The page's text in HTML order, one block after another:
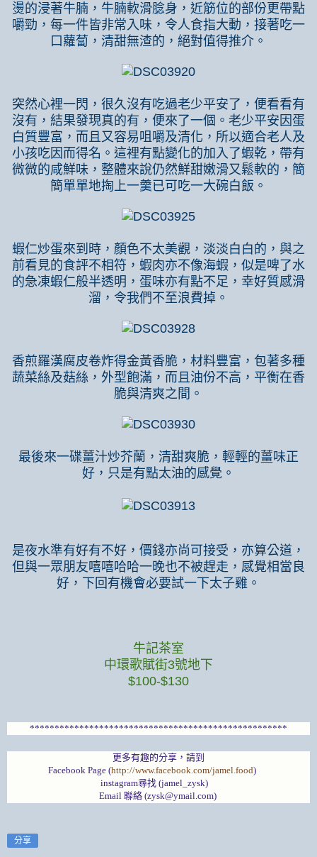
燙的浸著牛腩，牛腩軟滑腍身，近筋位的部份更帶點
嚼勁，每一件皆非常入味，令人食指大動，接著吃一
口蘿蔔，清甜無渣的，絕對值得推介。
突然心裡一閃，很久沒有吃過老少平安了，便看看有
沒有，結果發現真的有，便來了一個。老少平安因蛋
白質豐富，而且又容易咀嚼及清化，所以適合老人及
小孩吃因而得名。這裡有點變化的加入了蝦乾，帶有
微微的咸鮮味，整體來說仍然鮮甜嫩滑又鬆軟的，簡
簡單單地掏上一羹已可吃一大碗白飯。
蝦仁炒蛋來到時，顏色不太美觀，淡淡白白的，與之
前看見的食評不相符，蝦肉亦不像海蝦，似是啤了水
的急凍蝦仁般半透明，蛋味亦有點不足，幸好質感滑
溜，令我們不至浪費掉。
香煎羅漢腐皮卷炸得金黃香脆，材料豐富，包著多種
蔬菜絲及菇絲，外型飽滿，而且油份不高，平衡在香
脆與清爽之間。
最後來一碟薑汁炒芥蘭，清甜爽脆，輕輕的薑味正
好，只是有點太油的感覺。
是夜水準有好有不好，價錢亦尚可接受，亦算公道，
但與一眾朋友嘻嘻哈哈一晚也不被趕走，感覺相當良
好，下回有機會必要試一下太子雞。
牛記茶室
中環歌賦街3號地下
$100-$130
****************************************************
更多有趣的分享，請到
Facebook Page (http://www.facebook.com/jamel.food)
instagram尋找 (jamel_zysk)
Email 聯絡 (zysk@ymail.com)
分享